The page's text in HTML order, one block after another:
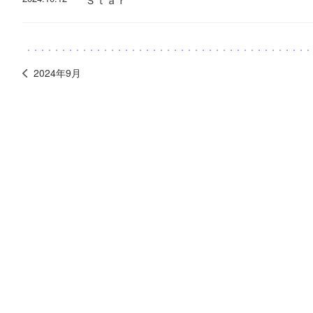
2024年9月